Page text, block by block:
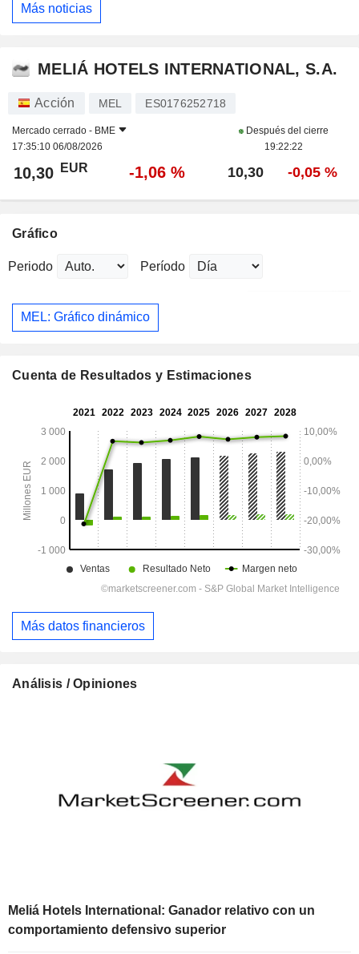
Más noticias
MELIÁ HOTELS INTERNATIONAL, S.A.
Acción MEL ES0176252718
Mercado cerrado - BME
17:35:10 06/08/2026
Después del cierre
19:22:22
10,30 EUR -1,06 % 10,30 -0,05 %
Gráfico
Periodo Período
MEL: Gráfico dinámico
Cuenta de Resultados y Estimaciones
Más datos financieros
Análisis / Opiniones
Meliá Hotels International: Ganador relativo con un
comportamiento defensivo superior